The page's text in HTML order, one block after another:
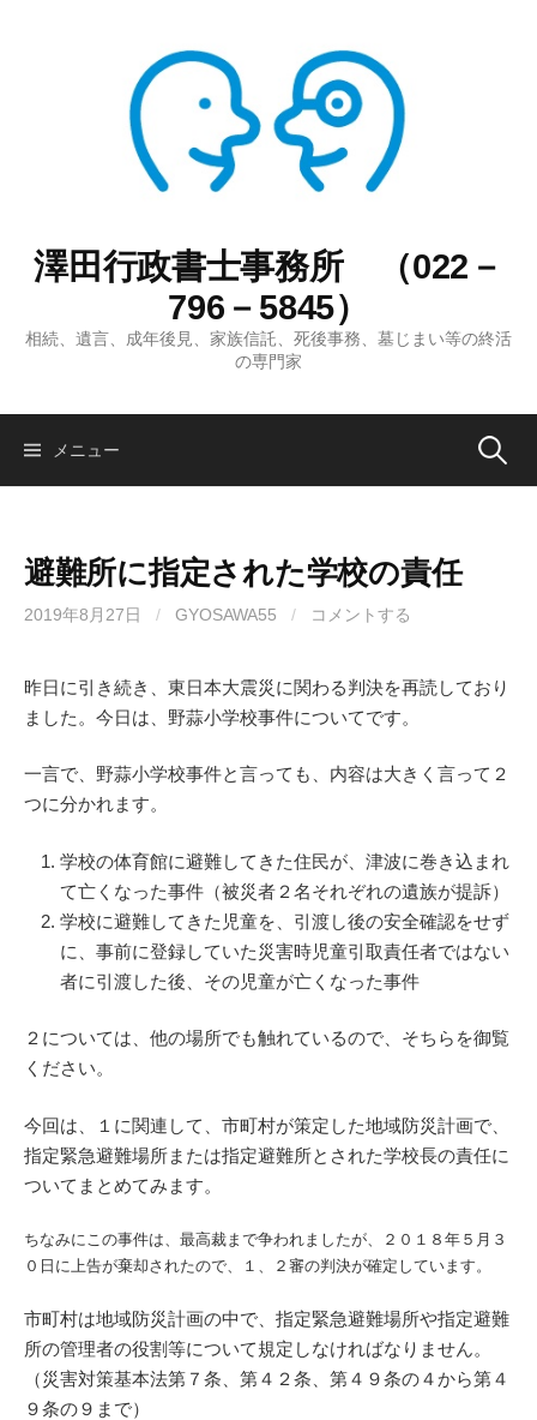
澤田行政書士事務所 （022－
796－5845）
相続、遺言、成年後見、家族信託、死後事務、墓じまい等の終活
の専門家
メニュー 検
避難所に指定された学校の責任
2019年8月27日 / GYOSAWA55 / コメントする
昨日に引き続き、東日本大震災に関わる判決を再読しており
ました。今日は、野蒜小学校事件についてです。
一言で、野蒜小学校事件と言っても、内容は大きく言って２
つに分かれます。
学校の体育館に避難してきた住民が、津波に巻き込まれ
て亡くなった事件（被災者２名それぞれの遺族が提訴）
学校に避難してきた児童を、引渡し後の安全確認をせず
に、事前に登録していた災害時児童引取責任者ではない
者に引渡した後、その児童が亡くなった事件
２については、他の場所でも触れているので、そちらを御覧
ください。
今回は、１に関連して、市町村が策定した地域防災計画で、
指定緊急避難場所または指定避難所とされた学校長の責任に
ついてまとめてみます。
ちなみにこの事件は、最高裁まで争われましたが、２０１８年５月３
０日に上告が棄却されたので、１、２審の判決が確定しています。
市町村は地域防災計画の中で、指定緊急避難場所や指定避難
所の管理者の役割等について規定しなければなりません。
（災害対策基本法第７条、第４２条、第４９条の４から第４
９条の９まで）